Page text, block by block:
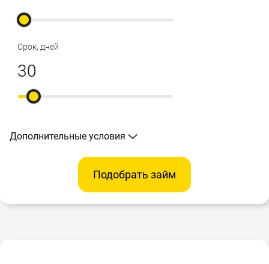
Срок, дней
Дополнительные условия
Подобрать займ